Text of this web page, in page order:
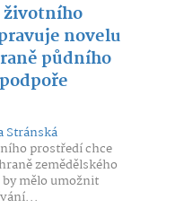
novelu
půdního
Stránská
prostředí chce
zemědělského
mělo umožnit